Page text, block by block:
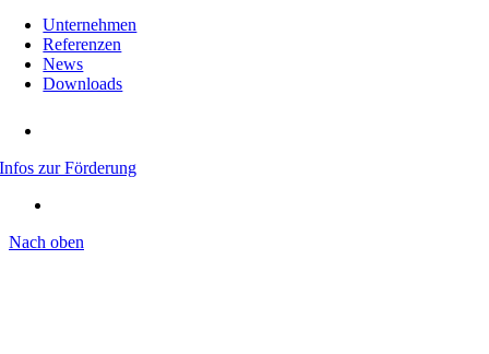
Unternehmen
Referenzen
News
Downloads
Infos zur Förderung
Nach oben